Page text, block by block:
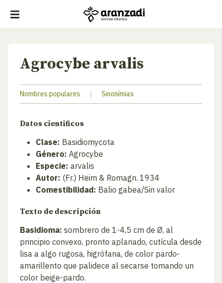
Agrocybe arvalis
Nombres populares | Sinonímias
Datos cientificos
Clase: Basidiomycota
Género: Agrocybe
Especie: arvalis
Autor: (Fr.) Heim & Romagn. 1934
Comestibilidad: Balio gabea/Sin valor
Texto de descripción
Basidioma: sombrero de 1-4,5 cm de Ø, al
principio convexo, pronto aplanado, cutícula desde
lisa a algo rugosa, higrófana, de color pardo-
amarillento que palidece al secarse tomando un
color beige-pardo.